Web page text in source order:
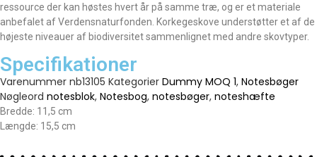
ressource der kan høstes hvert år på samme træ, og er et materiale
anbefalet af Verdensnaturfonden. Korkegeskove understøtter et af de
højeste niveauer af biodiversitet sammenlignet med andre skovtyper.
Specifikationer
Varenummer nb13105 Kategorier Dummy MOQ 1, Notesbøger
Nøgleord notesblok, Notesbog, notesbøger, noteshæfte
Bredde: 11,5 cm
Længde: 15,5 cm